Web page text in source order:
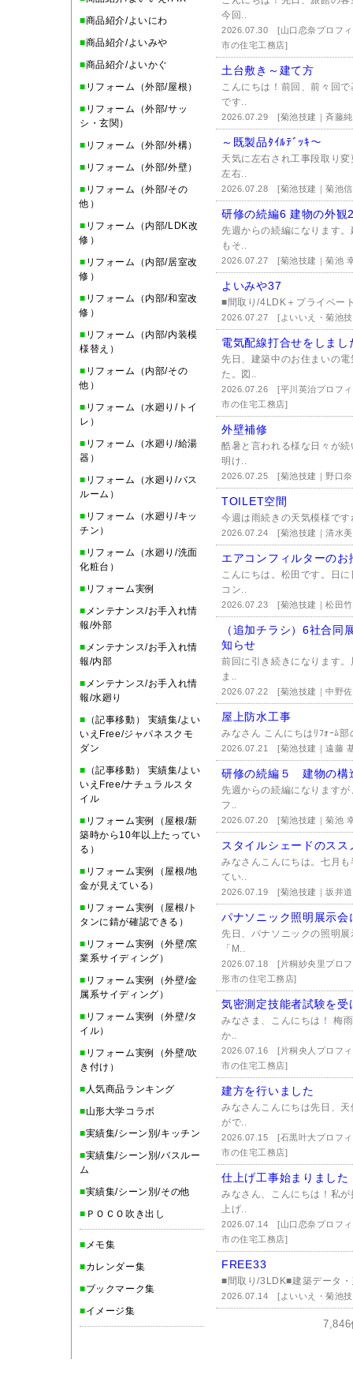
■商品紹介/よいにわ
■商品紹介/よいみや
■商品紹介/よいかぐ
■ リフォーム（外部/屋根）
■ リフォーム（外部/サッ
シ・玄関）
■ リフォーム（外部/外構）
■ リフォーム（外部/外壁）
■ リフォーム（外部/その
他）
■ リフォーム（内部/LDK改
修）
■ リフォーム（内部/居室改
修）
■ リフォーム（内部/和室改
修）
■ リフォーム（内部/内装模
様替え）
■ リフォーム（内部/その
他）
■ リフォーム（水廻り/トイ
レ）
■ リフォーム（水廻り/給湯
器）
■ リフォーム（水廻り/バス
ルーム）
■ リフォーム（水廻り/キッ
チン）
■ リフォーム（水廻り/洗面
化粧台）
■ リフォーム実例
■ メンテナンス/お手入れ情
報/外部
■ メンテナンス/お手入れ情
報/内部
■ メンテナンス/お手入れ情
報/水廻り
■ （記事移動） 実績集/よい
いえFree/ジャパネスクモ
ダン
■ （記事移動） 実績集/よい
いえFree/ナチュラルスタ
イル
■ リフォーム実例（屋根/新
築時から10年以上たってい
る）
■ リフォーム実例（屋根/地
金が見えている）
■ リフォーム実例（屋根/ト
タンに錆が確認できる）
■ リフォーム実例（外壁/窯
業系サイディング）
■ リフォーム実例（外壁/金
属系サイディング）
■ リフォーム実例（外壁/タ
イル）
■ リフォーム実例（外壁/吹
き付け）
■ 人気商品ランキング
■山形大学コラボ
■実績集/シーン別/キッチン
■実績集/シーン別/バスルー
ム
■実績集/シーン別/その他
■ ＰＯＣＯ吹き出し
■ メモ集
■カレンダー集
■ブックマーク集
■イメージ集
今回..
2026.07.30[山口恋奈プロフ
市の住宅工務店]
土台敷き～建て方
こんにちは！前回、前々回
です..
2026.07.29[菊池技建｜斉藤
～既製品ﾀｲﾙﾃﾞｯｷ～
天気に左右され工事段取り
左右..
2026.07.28[菊池技建｜菊池
研修の続編6 建物の外観
先週からの続編になります
もそ..
2026.07.27[菊池技建｜菊池
よいみや37
■間取り/4LDK＋プライベー
2026.07.27[よいいえ・菊池
電気配線打合せをしまし
先日、建築中のお住まいの
た。図..
2026.07.26[平川英治プロフ
市の住宅工務店]
外壁補修
酷暑と言われる様な日々が
明け..
2026.07.25[菊池技建｜野口
TOILET空間
今週は雨続きの天気模様で
2026.07.24[菊池技建｜清水
エアコンフィルターのお
こんにちは。松田です。日
コン..
2026.07.23[菊池技建｜松田
（追加チラシ）6社合同
知らせ
前回に引き続きになります
ま..
2026.07.22[菊池技建｜中野
屋上防水工事
みなさん こんにちはﾘﾌｫｰﾑ
2026.07.21[菊池技建｜遠藤
研修の続編５ 建物の構
先週からの続編になります
フ..
2026.07.20[菊池技建｜菊池
スタイルシェードのスス
みなさんこんにちは。七月
てい..
2026.07.19[菊池技建｜坂井
パナソニック照明展示会
先日、パナソニックの照明
「M..
2026.07.18[片桐紗央里プロ
形市の住宅工務店]
気密測定技能者試験を受
みなさま、こんにちは！ 梅
か..
2026.07.16[片桐央人プロフ
市の住宅工務店]
建方を行いました
みなさんこんにちは先日、
がで..
2026.07.15[石黒叶大プロフ
市の住宅工務店]
仕上げ工事始まりました
みなさん、こんにちは！私
上げ..
2026.07.14[山口恋奈プロフ
市の住宅工務店]
FREE33
■間取り/3LDK■建築データ
2026.07.14[よいいえ・菊池